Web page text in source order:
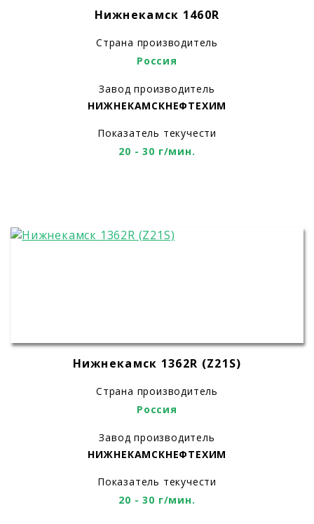
Нижнекамск 1460R
Страна производитель
Россия
Завод производитель
НИЖНЕКАМСКНЕФТЕХИМ
Показатель текучести
20 - 30 г/мин.
Нижнекамск 1362R (Z21S)
Страна производитель
Россия
Завод производитель
НИЖНЕКАМСКНЕФТЕХИМ
Показатель текучести
20 - 30 г/мин.